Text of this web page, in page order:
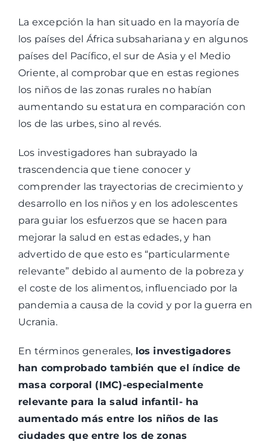
La excepción la han situado en la mayoría de
los países del África subsahariana y en algunos
países del Pacífico, el sur de Asia y el Medio
Oriente, al comprobar que en estas regiones
los niños de las zonas rurales no habían
aumentando su estatura en comparación con
los de las urbes, sino al revés.
Los investigadores han subrayado la
trascendencia que tiene conocer y
comprender las trayectorias de crecimiento y
desarrollo en los niños y en los adolescentes
para guiar los esfuerzos que se hacen para
mejorar la salud en estas edades, y han
advertido de que esto es “particularmente
relevante” debido al aumento de la pobreza y
el coste de los alimentos, influenciado por la
pandemia a causa de la covid y por la guerra en
Ucrania.
En términos generales, los investigadores
han comprobado también que el índice de
masa corporal (IMC)-especialmente
relevante para la salud infantil- ha
aumentado más entre los niños de las
ciudades que entre los de zonas